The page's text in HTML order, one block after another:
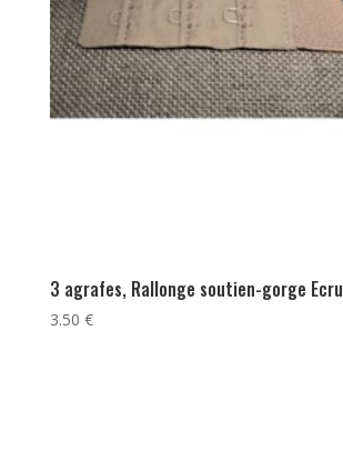
3 agrafes, Rallonge soutien-gorge Ecru
3.50 €